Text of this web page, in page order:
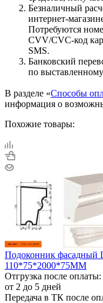
Безналичный
интернет-
Потребуются
CVV/CVC-код
SMS.
Банковский
по
В разделе «Способы
информация о
Похожие товары:
Подоконник фасадный
110*75*2000*75ММ
Отгрузка после оплаты:
от 2 до 5 дней
Передача в ТК после